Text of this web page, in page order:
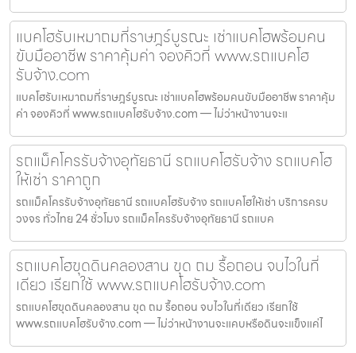
แบคโฮรับเหมาถมที่ราษฎร์บูรณะ เช่าแบคโฮพร้อมคน
ขับมืออาชีพ ราคาคุ้มค่า จองคิวที่ www.รถแบคโฮ
รับจ้าง.com
แบคโฮรับเหมาถมที่ราษฎร์บูรณะ เช่าแบคโฮพร้อมคนขับมืออาชีพ ราคาคุ้ม
ค่า จองคิวที่ www.รถแบคโฮรับจ้าง.com — ไม่ว่าหน้างานจะแ
รถแม็คโครรับจ้างอุทัยธานี รถแบคโฮรับจ้าง รถแบคโฮ
ให้เช่า ราคาถูก
รถแม็คโครรับจ้างอุทัยธานี รถแบคโฮรับจ้าง รถแบคโฮให้เช่า บริการครบ
วงจร ทั่วไทย 24 ชั่วโมง รถแม็คโครรับจ้างอุทัยธานี รถแบค
รถแบคโฮขุดดินคลองสาน ขุด ถม รื้อถอน จบไวในที่
เดียว เรียกใช้ www.รถแบคโฮรับจ้าง.com
รถแบคโฮขุดดินคลองสาน ขุด ถม รื้อถอน จบไวในที่เดียว เรียกใช้
www.รถแบคโฮรับจ้าง.com — ไม่ว่าหน้างานจะแคบหรือดินจะแข็งแค่ไ